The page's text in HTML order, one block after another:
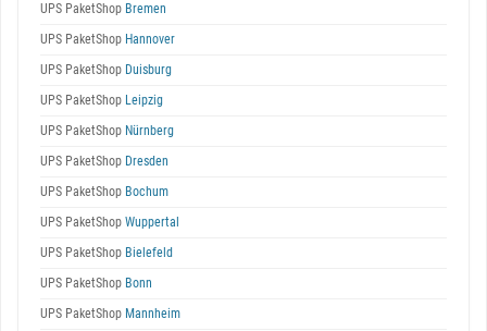
UPS PaketShop Bremen
UPS PaketShop Hannover
UPS PaketShop Duisburg
UPS PaketShop Leipzig
UPS PaketShop Nürnberg
UPS PaketShop Dresden
UPS PaketShop Bochum
UPS PaketShop Wuppertal
UPS PaketShop Bielefeld
UPS PaketShop Bonn
UPS PaketShop Mannheim